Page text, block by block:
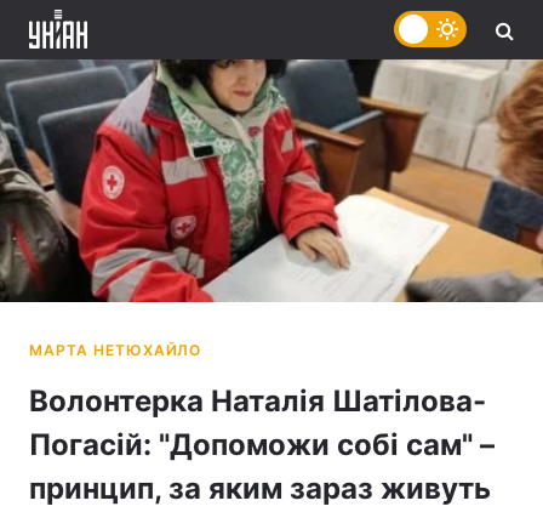
Волонтерка Наталія Шатілова-
Погасій: "Допоможи собі сам" –
принцип, за яким зараз живуть